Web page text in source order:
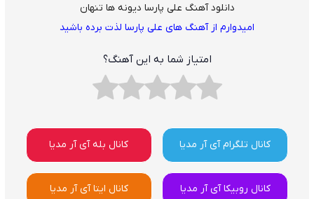
دانلود آهنگ علی پارسا دیونه ها تنهان
امیدوارم از آهنگ های علی پارسا لذت برده باشید
امتیاز شما به این آهنگ؟
کانال تلگرام آی آر مدیا کانال بله آی آر مدیا
کانال روبیکا آی آر مدیا کانال ایتا آی آر مدیا